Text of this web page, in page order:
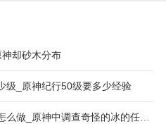
到有共同话题的人并成为
却砂木分布
级_原神纪行50级要多少经验
原神调查奇怪的冰任务怎么做_原神中调查奇怪的冰的任务怎么做